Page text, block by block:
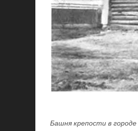
Башня крепости в городе